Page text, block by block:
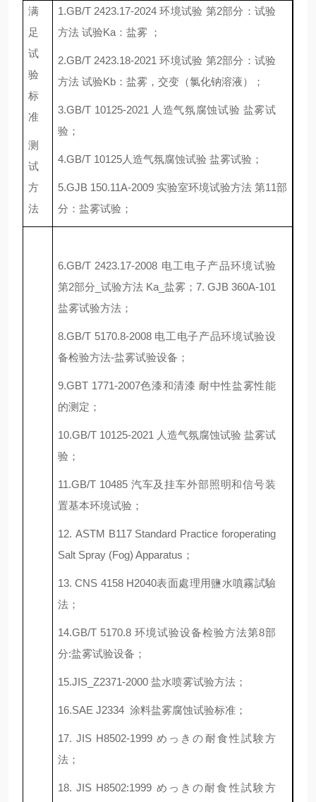
满
足
试
验
标
准
测
试
方
法
1.GB/T 2423.17-2024 环境试验 第2部分：试验
方法 试验Ka：盐雾
；
2.GB/T 2423.18-2021 环境试验 第2部分：试验
方法 试验Kb：盐雾，交变（氯化钠溶液）；
3.GB/T 10125-2021 人造气氛腐蚀试验 盐雾试
验；
4.GB/T 10125人造气氛腐蚀试验 盐雾试验；
5.GJB 150.11A-2009 实验室环境试验方法 第11部
分：盐雾试验 ；
6.GB/T 2423.17-2008 电工电子产品环境试验
第2部分_试验方法 Ka_盐雾 ； 7. GJB 360A-101
盐雾试验方法；
8.GB/T 5170.8-2008 电工电子产品环境试验设
备检验方法-盐雾试验设备；
9.GBT 1771-2007色漆和清漆 耐中性盐雾性能
的测定；
10.GB/T 10125-2021 人造气氛腐蚀试验 盐雾试
验；
11.GB/T 10485 汽车及挂车外部照明和信号装
置基本环境试验；
12. ASTM B117 Standard Practice foroperating
Salt Spray (Fog) Apparatus；
13. CNS 4158 H2040表面處理用鹽水噴霧試驗
法；
14.GB/T 5170.8 环境试验设备检验方法第8部
分:盐雾试验设备；
15.JIS_Z2371-2000 盐水喷雾试验方法 ；
16.SAE J2334 涂料盐雾腐蚀试验标准；
17. JIS H8502-1999 めっきの耐食性試験方
法；
18. JIS H8502:1999 めっきの耐食性試験方